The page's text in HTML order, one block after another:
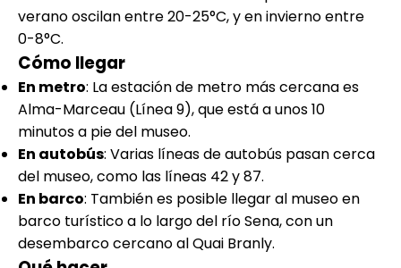
verano oscilan entre 20-25°C, y en invierno entre
0-8°C.
Cómo llegar
En metro: La estación de metro más cercana es
Alma-Marceau (Línea 9), que está a unos 10
minutos a pie del museo.
En autobús: Varias líneas de autobús pasan cerca
del museo, como las líneas 42 y 87.
En barco: También es posible llegar al museo en
barco turístico a lo largo del río Sena, con un
desembarco cercano al Quai Branly.